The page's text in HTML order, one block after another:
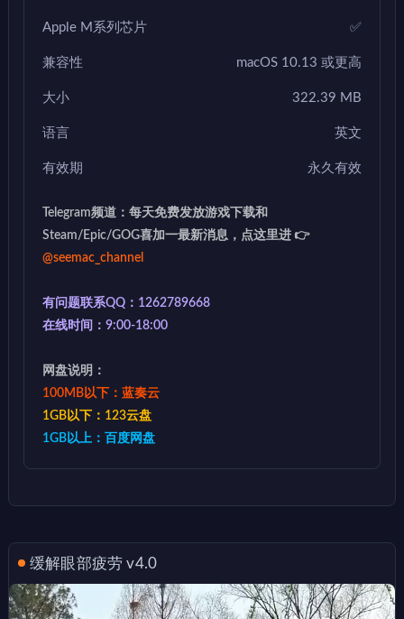
Apple M系列芯片 ✅
兼容性 macOS 10.13 或更高
大小 322.39 MB
语言 英文
有效期 永久有效
Telegram频道：每天免费发放游戏下载和
Steam/Epic/GOG喜加一最新消息，点这里进 👉
@seemac_channel
有问题联系QQ：1262789668
在线时间：9:00-18:00
网盘说明：
100MB以下：蓝奏云
1GB以下：123云盘
1GB以上：百度网盘
缓解眼部疲劳 v4.0